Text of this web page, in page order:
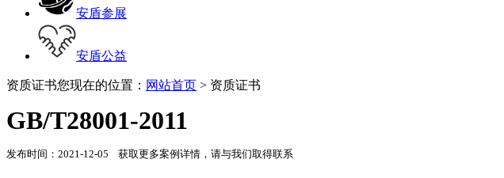
安盾参展
安盾公益
资质证书您现在的位置： 网站首页 > 资质证书
GB/T28001-2011
发布时间：2021-12-05 获取更多案例详情，请与我们取得联系